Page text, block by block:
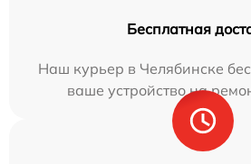
Бесплатная
Наш курьер в Челябинске
ваше устройство на